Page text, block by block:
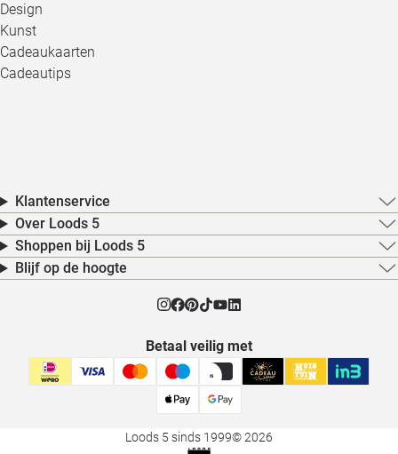
Design
Kunst
Cadeaukaarten
Cadeautips
Klantenservice
Over Loods 5
Shoppen bij Loods 5
Blijf op de hoogte
Betaal veilig met
Loods 5 sinds 1999© 2026